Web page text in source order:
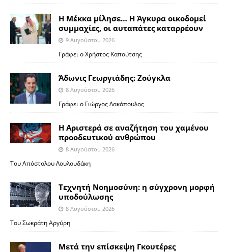
Η Μέκκα μίλησε… Η Άγκυρα οικοδομεί
συμμαχίες, οι αυταπάτες καταρρέουν
9 Αυγούστου 2026
Γράφει ο Χρήστος Καπούτσης
Άδωνις Γεωργιάδης: Ζούγκλα
8 Αυγούστου 2026
Γράφει ο Γιώργος Λακόπουλος
Η Αριστερά σε αναζήτηση του χαμένου
προοδευτικού ανθρώπου
8 Αυγούστου 2026
Του Απόστολου Λουλουδάκη
Τεχνητή Νοημοσύνη: η σύγχρονη μορφή
υποδούλωσης
8 Αυγούστου 2026
Του Σωκράτη Αργύρη
Μετά την επίσκεψη Γκουτέρες